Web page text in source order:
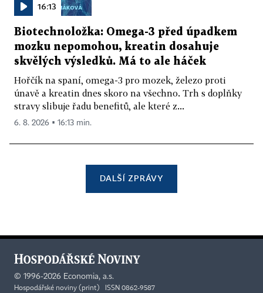
16:13
Biotechnoložka: Omega-3 před úpadkem
mozku nepomohou, kreatin dosahuje
skvělých výsledků. Má to ale háček
Hořčík na spaní, omega-3 pro mozek, železo proti
únavě a kreatin dnes skoro na všechno. Trh s doplňky
stravy slibuje řadu benefitů, ale které z...
6. 8. 2026 ▪ 16:13 min.
DALŠÍ ZPRÁVY
© 1996-2026 Economia, a.s.
Hospodářské noviny (print) ISSN 0862-9587